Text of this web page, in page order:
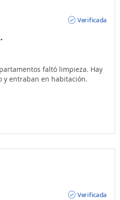
Verificada
faltó limpieza. Hay
y entraban en habitación.
Verificada